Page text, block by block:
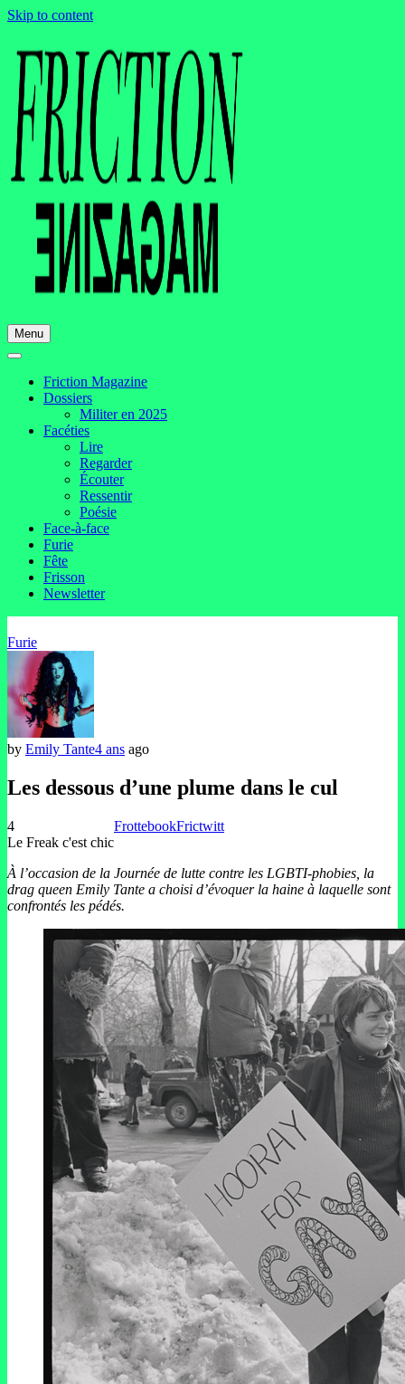
Skip to content
Menu
Friction Magazine
Dossiers
Militer en 2025
Facéties
Lire
Regarder
Écouter
Ressentir
Poésie
Face-à-face
Furie
Fête
Frisson
Newsletter
Furie
by Emily Tante4 ans ago
Les dessous d’une plume dans le cul
4
Le Freak c'est chic
FrottebookFrictwitt
À l’occasion de la Journée de lutte contre les LGBTI-phobies, la
drag queen Emily Tante a choisi d’évoquer la haine à laquelle sont
confrontés les pédés.